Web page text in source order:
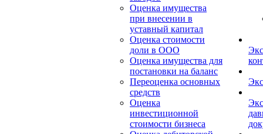
Оценка имущества
при внесении в
уставный капитал
Оценка стоимости
доли в ООО
Оценка имущества для
постановки на баланс
Переоценка основных
средств
Оценка
инвестиционной
стоимости бизнеса